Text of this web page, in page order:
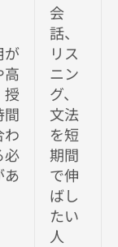
が
高
授
間
わ
必
あ
会
話、
リス
ニン
グ、
文法
を短
期間
で伸
ばし
たい
人